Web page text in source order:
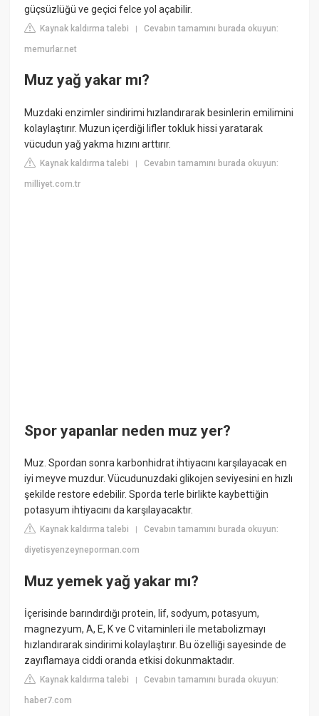
güçsüzlüğü ve geçici felce yol açabilir.
Kaynak kaldırma talebi |Cevabın tamamını burada okuyun:
memurlar.net
Muz yağ yakar mı?
Muzdaki enzimler sindirimi hızlandırarak besinlerin emilimini
kolaylaştırır. Muzun içerdiği lifler tokluk hissi yaratarak
vücudun yağ yakma hızını arttırır.
Kaynak kaldırma talebi |Cevabın tamamını burada okuyun:
milliyet.com.tr
Spor yapanlar neden muz yer?
Muz. Spordan sonra karbonhidrat ihtiyacını karşılayacak en
iyi meyve muzdur. Vücudunuzdaki glikojen seviyesini en hızlı
şekilde restore edebilir. Sporda terle birlikte kaybettiğin
potasyum ihtiyacını da karşılayacaktır.
Kaynak kaldırma talebi |Cevabın tamamını burada okuyun:
diyetisyenzeyneporman.com
Muz yemek yağ yakar mı?
İçerisinde barındırdığı protein, lif, sodyum, potasyum,
magnezyum, A, E, K ve C vitaminleri ile metabolizmayı
hızlandırarak sindirimi kolaylaştırır. Bu özelliği sayesinde de
zayıflamaya ciddi oranda etkisi dokunmaktadır.
Kaynak kaldırma talebi |Cevabın tamamını burada okuyun:
haber7.com